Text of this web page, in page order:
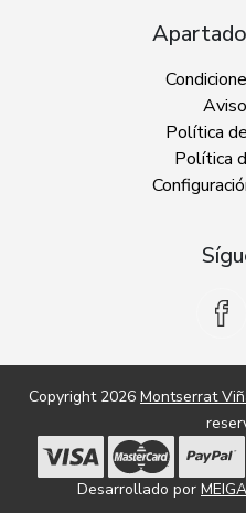
Política
Política
Copyright 2026 Montserrat
Desarrollado por